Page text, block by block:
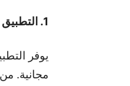
1. التطبيق الرسمي للتسوق
يوفر
مجانية.